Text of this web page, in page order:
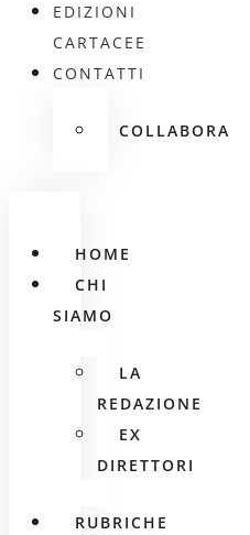
EDIZIONI
CARTACEE
CONTATTI
COLLABORA
HOME
CHI
SIAMO
LA
REDAZIONE
EX
DIRETTORI
RUBRICHE